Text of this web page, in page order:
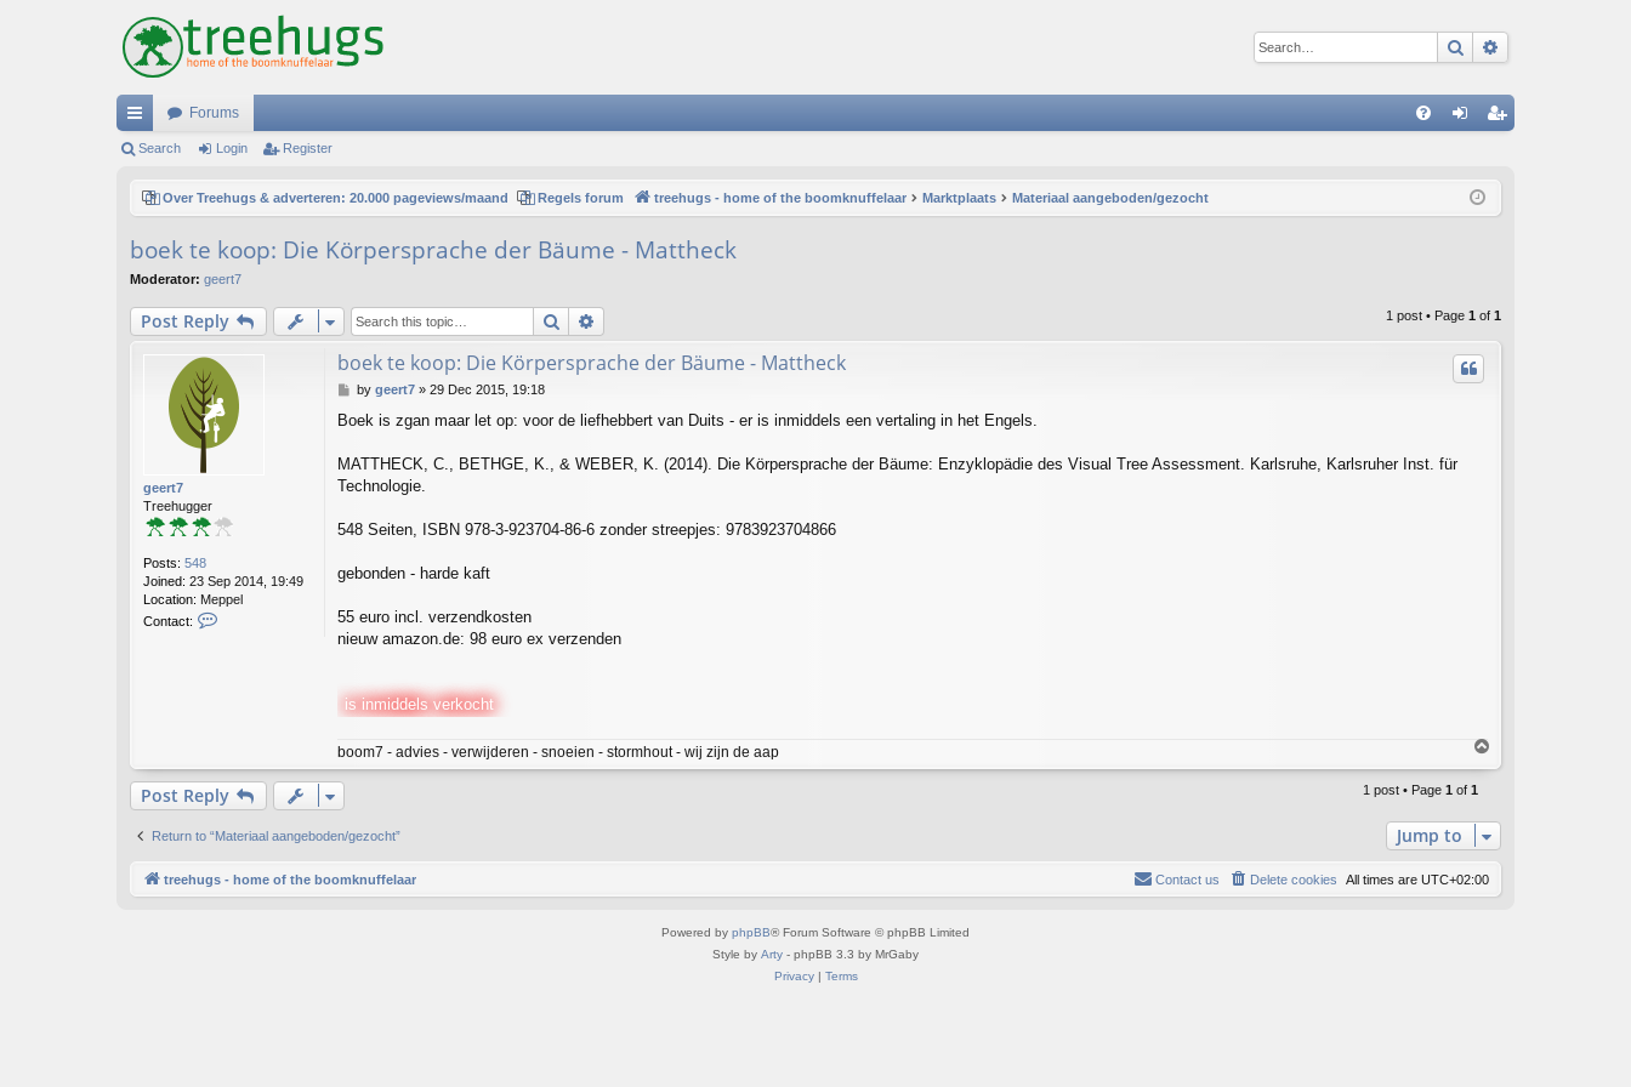
Search
ui
ks
Forums
ist
Search Login Register
Over Treehugs & adverteren: 20.000 pageviews/maand Regels forum treehugs - home of the boomknuffelaar Marktplaats Materiaal aangeboden/gezocht
boek te koop: Die Körpersprache der Bäume - Mattheck
Moderator: geert7
Post Reply Search 1 post • Page 1 of 1
geert7
Treehugger
Posts: 548
Joined: 23 Sep 2014, 19:49
Location: Meppel
Contact:
e
r
7
boek te koop: Die Körpersprache der Bäume - Mattheck
P
s
by geert7» 29 Dec 2015, 19:18
Boek is zgan maar let op: voor de liefhebbert van Duits - er is inmiddels een vertaling in het Engels.
MATTHECK, C., BETHGE, K., & WEBER, K. (2014). Die Körpersprache der Bäume: Enzyklopädie des Visual Tree Assessment. Karlsruhe, Karlsruher Inst. für
Technologie.
548 Seiten, ISBN 978-3-923704-86-6 zonder streepjes: 9783923704866
gebonden - harde kaft
55 euro incl. verzendkosten
nieuw amazon.de: 98 euro ex verzenden
is inmiddels verkocht
boom7 - advies - verwijderen - snoeien - stormhout - wij zijn de aap
o
Post Reply 1 post • Page 1 of 1
Return to “Materiaal aangeboden/gezocht” Jump to
treehugs - home of the boomknuffelaar All times are UTC+02:00
Delete cookies
Contact us
Powered by phpBB® Forum Software © phpBB Limited
Style by Arty - phpBB 3.3 by MrGaby
Privacy| Terms